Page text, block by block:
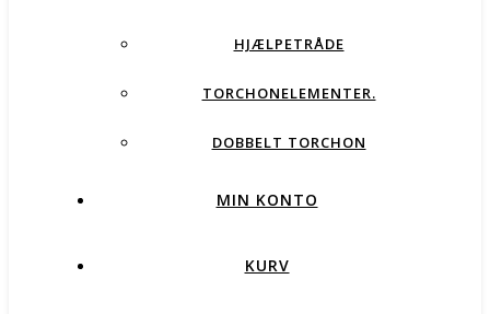
HJÆLPETRÅDE
TORCHONELEMENTER.
DOBBELT TORCHON
MIN KONTO
KURV